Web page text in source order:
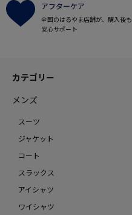
アフターケア
全国のはるやま店舗が、購入後も
安心サポート
カテゴリー
メンズ
スーツ
ジャケット
コート
スラックス
アイシャツ
ワイシャツ